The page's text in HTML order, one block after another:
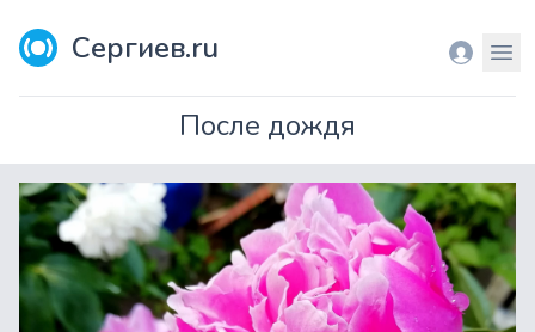
Сергиев.ru Вход
После дождя